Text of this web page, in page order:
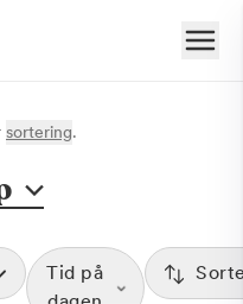
sortering.
Tid på